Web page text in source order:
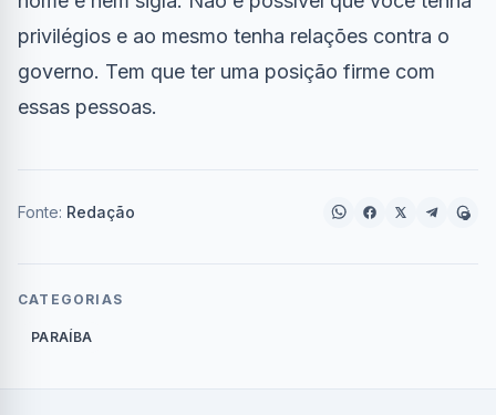
privilégios e ao mesmo tenha relações contra o
governo. Tem que ter uma posição firme com
essas pessoas.
Fonte: Redação
CATEGORIAS
PARAÍBA